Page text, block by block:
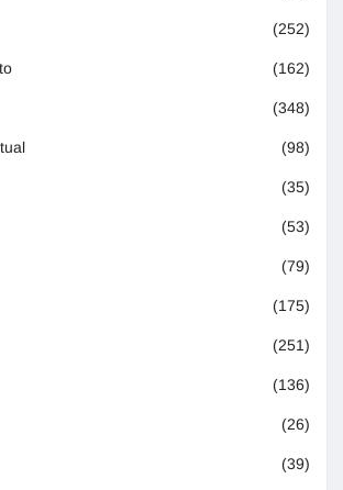
(252)
(162)
(348)
(98)
(35)
(53)
(79)
(175)
(251)
(136)
(26)
(39)